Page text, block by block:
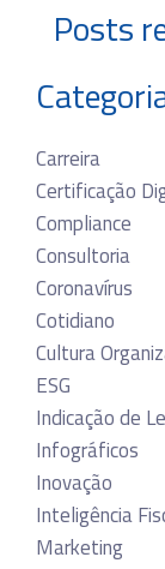
Posts
Carreira
Certificação
Compliance
Consultoria
Coronavírus
Cotidiano
Cultura
ESG
Indicação de
Infográficos
Inovação
Inteligência
Marketing